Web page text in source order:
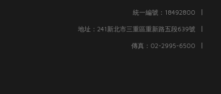
統一編號：18492800 |
地址：241新北市三重區重新路五段639號 |
傳真：02-2995-6500 |